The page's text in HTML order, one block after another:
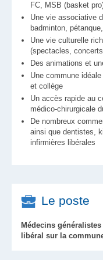
FC, MSB (basket
Une vie associative
badminton,
Une vie culturelle
(spectacles,
Des animations et
Une commune
et collège
Un accès rapide au
médico-chirurgicale
De nombreux
ainsi que dentistes,
infirmières libérales
Le poste
Médecins
libéral sur la